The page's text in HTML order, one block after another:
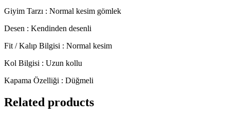
Giyim Tarzı : Normal kesim gömlek
Desen : Kendinden desenli
Fit / Kalıp Bilgisi : Normal kesim
Kol Bilgisi : Uzun kollu
Kapama Özelliği : Düğmeli
Related products